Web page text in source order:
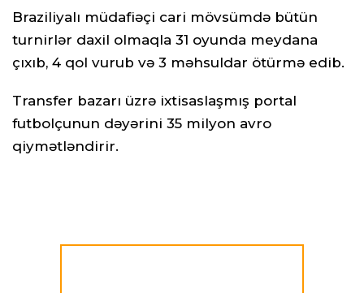
Braziliyalı müdafiəçi cari mövsümdə bütün
turnirlər daxil olmaqla 31 oyunda meydana
çıxıb, 4 qol vurub və 3 məhsuldar ötürmə edib.
Transfer bazarı üzrə ixtisaslaşmış portal
futbolçunun dəyərini 35 milyon avro
qiymətləndirir.